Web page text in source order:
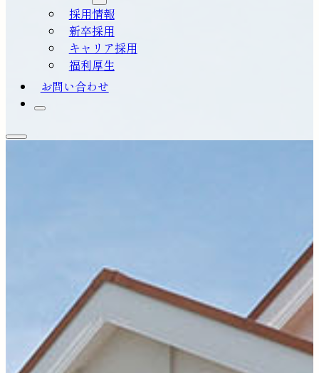
採用情報
新卒採用
キャリア採用
福利厚生
お問い合わせ